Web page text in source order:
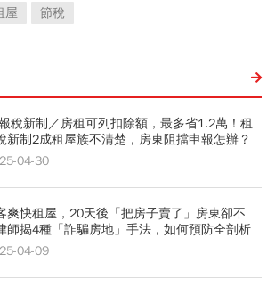
屋 節稅
稅新制／房租可列扣除額，最多省1.2萬！租
新制2成租屋族不清楚，房東阻擋申報怎辦？
04-30
爽快租屋，20天後「把房子賣了」房東卻不
師揭4種「詐騙房地」手法，如何預防全剖析
04-09